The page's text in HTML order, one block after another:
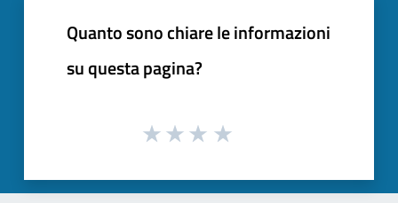
Quanto sono chiare le informazioni
su questa pagina?